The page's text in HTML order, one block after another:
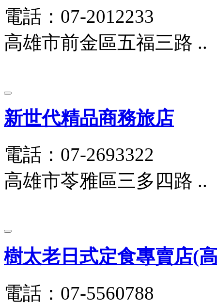
電話：07-2012233
高雄市前金區五福三路 ..
新世代精品商務旅店
電話：07-2693322
高雄市苓雅區三多四路 ..
樹太老日式定食專賣店(
電話：07-5560788